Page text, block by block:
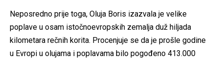
Neposredno prije toga, Oluja Boris izazvala je velike
poplave u osam istočnoevropskih zemalja duž hiljada
kilometara rečnih korita. Procenjuje se da je prošle godine
u Evropi u olujama i poplavama bilo pogođeno 413.000